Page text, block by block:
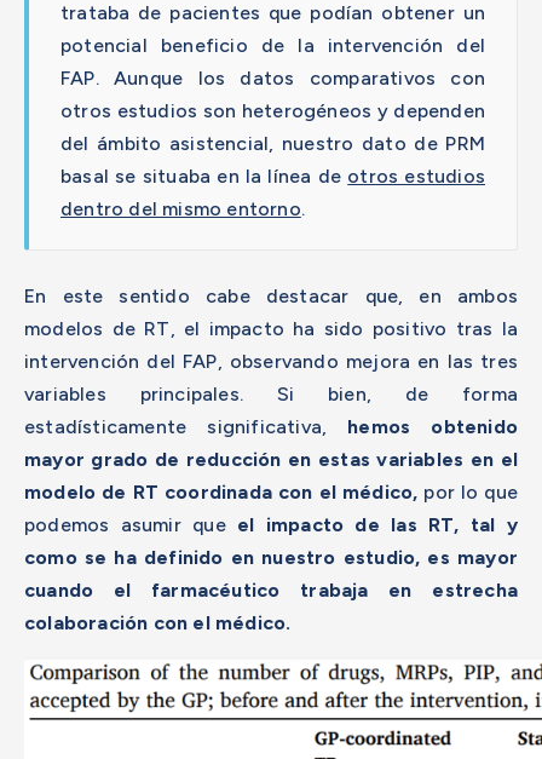
trataba de pacientes que podían obtener un
potencial beneficio de la intervención del
FAP. Aunque los datos comparativos con
otros estudios son heterogéneos y dependen
del ámbito asistencial, nuestro dato de PRM
basal se situaba en la línea de otros estudios
dentro del mismo entorno.
En este sentido cabe destacar que, en ambos
modelos de RT, el impacto ha sido positivo tras la
intervención del FAP, observando mejora en las tres
variables principales. Si bien, de forma
estadísticamente significativa, hemos obtenido
mayor grado de reducción en estas variables en el
modelo de RT coordinada con el médico, por lo que
podemos asumir que el impacto de las RT, tal y
como se ha definido en nuestro estudio, es mayor
cuando el farmacéutico trabaja en estrecha
colaboración con el médico.